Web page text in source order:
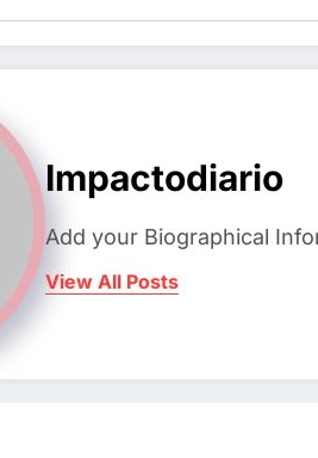
Impactodiario
Add your Biographical
View All Posts